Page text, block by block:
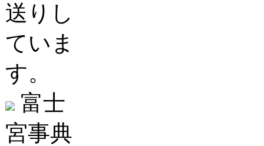
送りし
ていま
す。
富士
宮事典